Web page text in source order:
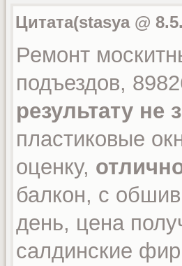
Цитата(stasya @
Ремонт
подъездов,
результату не
пластиковые
оценку,
балкон, с
день, цена
салдинские